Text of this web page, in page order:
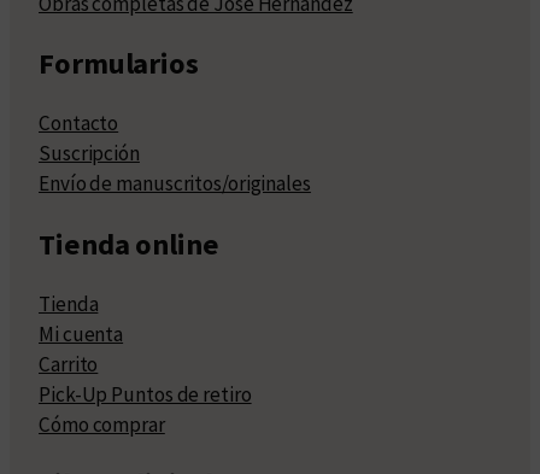
Formularios
Contacto
Suscripción
Envío de manuscritos/originales
Tienda online
Tienda
Mi cuenta
Carrito
Pick-Up Puntos de retiro
Cómo comprar